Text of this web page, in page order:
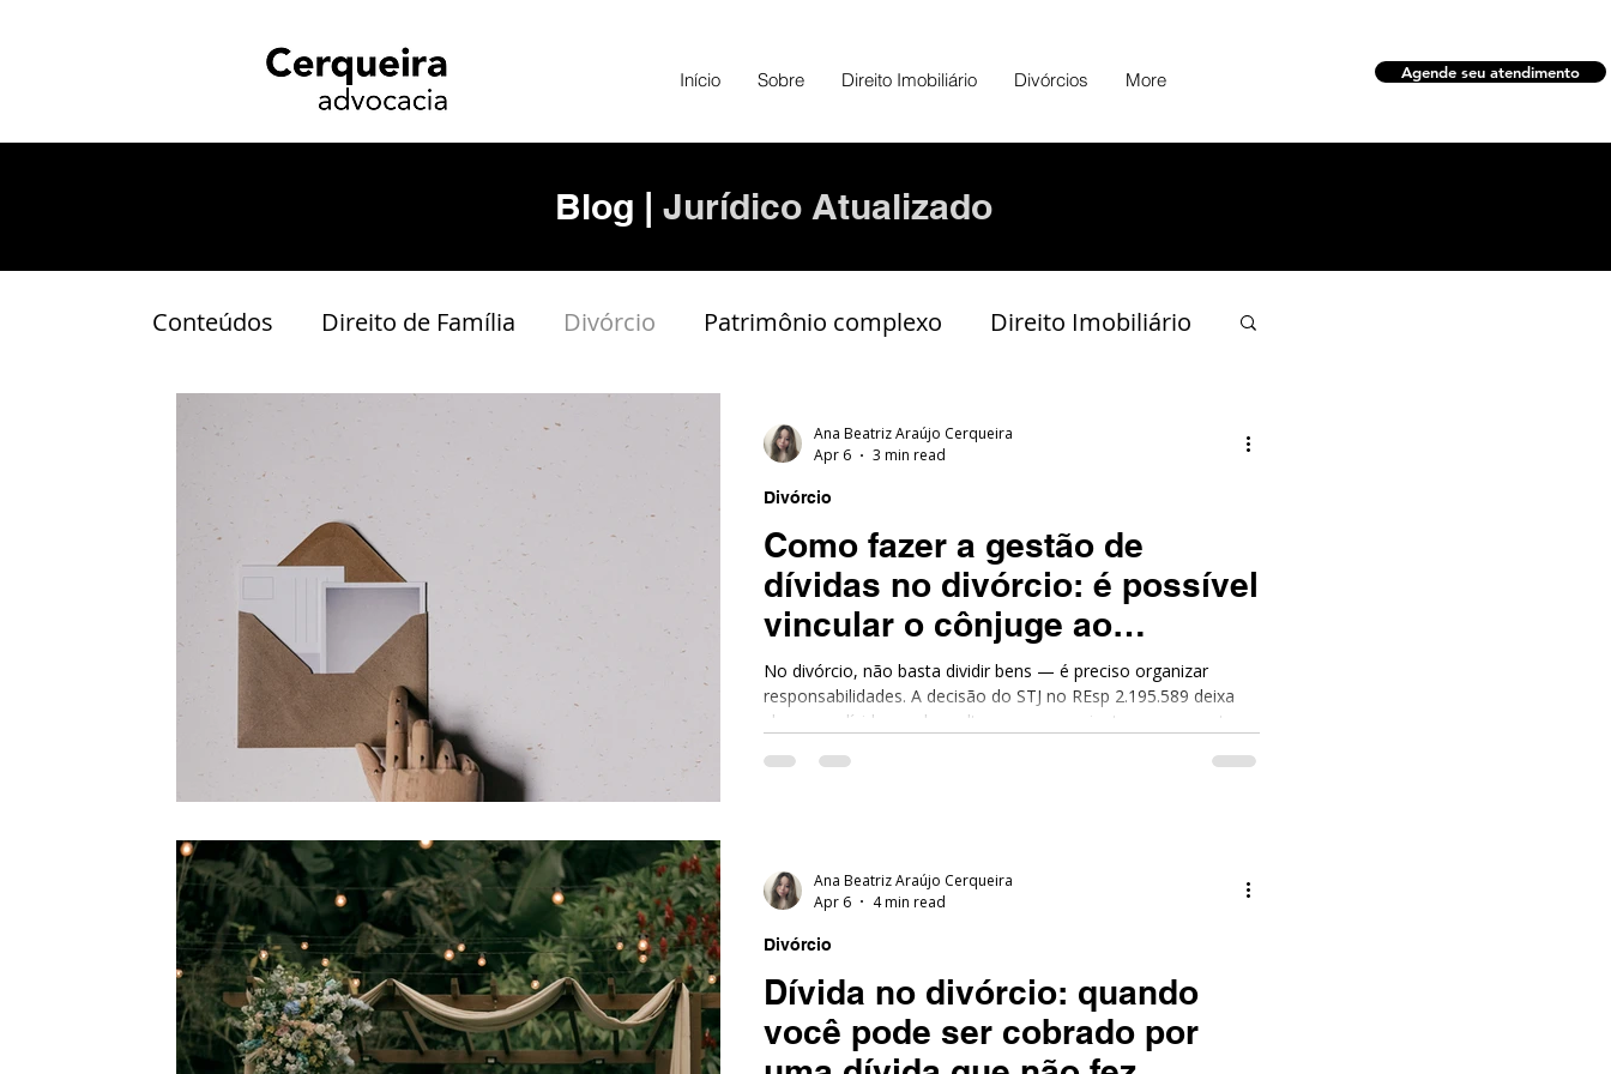
Início Sobre Direito Imobiliário Divórcios More Agende seu atendimento
Blog | Jurídico Atualizado
Conteúdos Direito de Família Divórcio Patrimônio complexo Direito Imobiliário
Indenização Contrato
Como fazer a gestão de
dívidas no divórcio: é possível
vincular o cônjuge ao
pagamento?
No divórcio, não basta dividir bens — é preciso organizar
responsabilidades. A decisão do STJ no REsp 2.195.589 deixa
claro que dívidas podem ultrapassar a assinatura que consta no
elaborado pode não eliminar o risco perante o credor…mas
Divórcio
Ana Beatriz Araújo Cerqueira
Apr 6
3 min read
Dívida no divórcio: quando
você pode ser cobrado por
Divórcio
Ana Beatriz Araújo Cerqueira
Apr 6
4 min read